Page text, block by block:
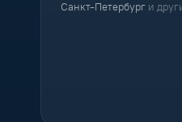
Санкт-Петербург и